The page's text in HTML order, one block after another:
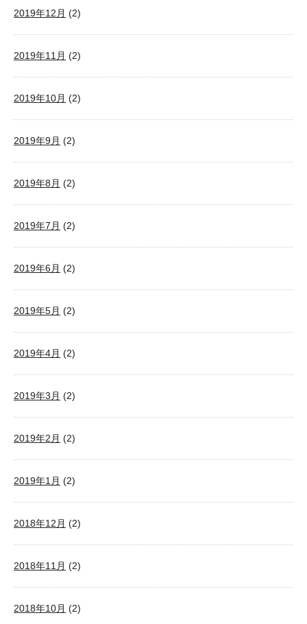
2019年12月 (2)
2019年11月 (2)
2019年10月 (2)
2019年9月 (2)
2019年8月 (2)
2019年7月 (2)
2019年6月 (2)
2019年5月 (2)
2019年4月 (2)
2019年3月 (2)
2019年2月 (2)
2019年1月 (2)
2018年12月 (2)
2018年11月 (2)
2018年10月 (2)